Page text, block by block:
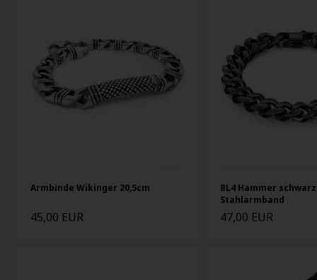
Armbinde Wikinger 20,5cm
45,00 EUR
BL4 Hammer
Stahlarmband
47,00 EUR